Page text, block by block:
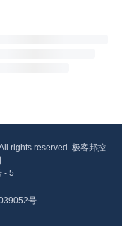
rights reserved. 极客邦控
- 5
号